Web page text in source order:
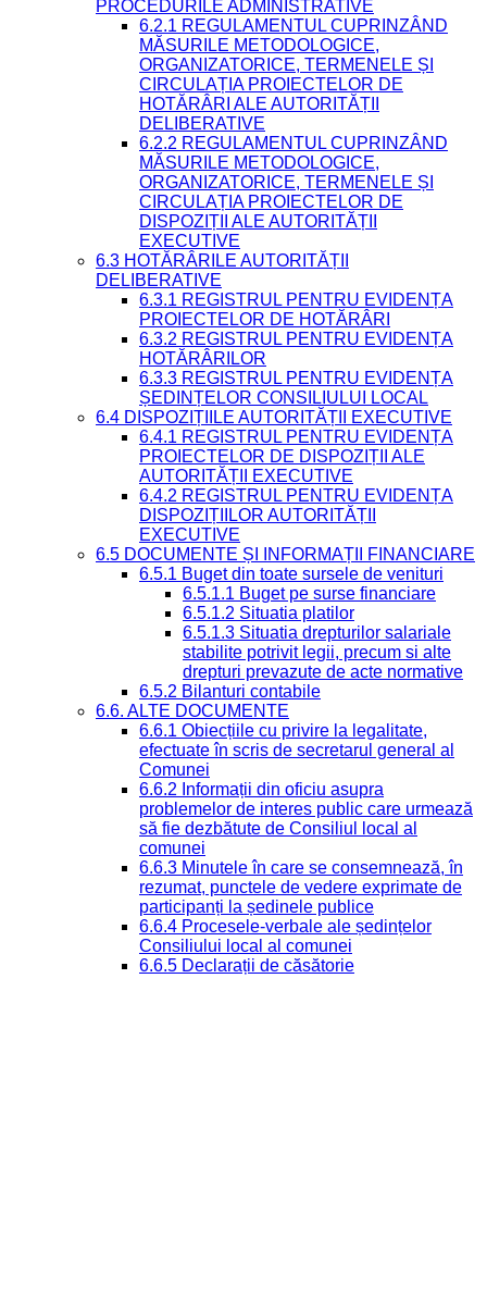
PROCEDURILE ADMINISTRATIVE
6.2.1 REGULAMENTUL CUPRINZÂND
MĂSURILE METODOLOGICE,
ORGANIZATORICE, TERMENELE ȘI
CIRCULAȚIA PROIECTELOR DE
HOTĂRÂRI ALE AUTORITĂȚII
DELIBERATIVE
6.2.2 REGULAMENTUL CUPRINZÂND
MĂSURILE METODOLOGICE,
ORGANIZATORICE, TERMENELE ȘI
CIRCULAȚIA PROIECTELOR DE
DISPOZIȚII ALE AUTORITĂȚII
EXECUTIVE
6.3 HOTĂRÂRILE AUTORITĂȚII
DELIBERATIVE
6.3.1 REGISTRUL PENTRU EVIDENȚA
PROIECTELOR DE HOTĂRÂRI
6.3.2 REGISTRUL PENTRU EVIDENȚA
HOTĂRÂRILOR
6.3.3 REGISTRUL PENTRU EVIDENȚA
ȘEDINȚELOR CONSILIULUI LOCAL
6.4 DISPOZIȚIILE AUTORITĂȚII EXECUTIVE
6.4.1 REGISTRUL PENTRU EVIDENȚA
PROIECTELOR DE DISPOZIȚII ALE
AUTORITĂȚII EXECUTIVE
6.4.2 REGISTRUL PENTRU EVIDENȚA
DISPOZIȚIILOR AUTORITĂȚII
EXECUTIVE
6.5 DOCUMENTE ȘI INFORMAȚII FINANCIARE
6.5.1 Buget din toate sursele de venituri
6.5.1.1 Buget pe surse financiare
6.5.1.2 Situatia platilor
6.5.1.3 Situatia drepturilor salariale
stabilite potrivit legii, precum si alte
drepturi prevazute de acte normative
6.5.2 Bilanturi contabile
6.6. ALTE DOCUMENTE
6.6.1 Obiecțiile cu privire la legalitate,
efectuate în scris de secretarul general al
Comunei
6.6.2 Informații din oficiu asupra
problemelor de interes public care urmează
să fie dezbătute de Consiliul local al
comunei
6.6.3 Minutele în care se consemnează, în
rezumat, punctele de vedere exprimate de
participanți la ședinele publice
6.6.4 Procesele-verbale ale ședințelor
Consiliului local al comunei
6.6.5 Declarații de căsătorie